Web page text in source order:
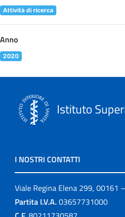
Attività di ricerca
Anno
2020
Istituto
I NOSTRI CONTATTI
Viale Regina Elena 299, 00161
Partita I.V.A. 03657731000